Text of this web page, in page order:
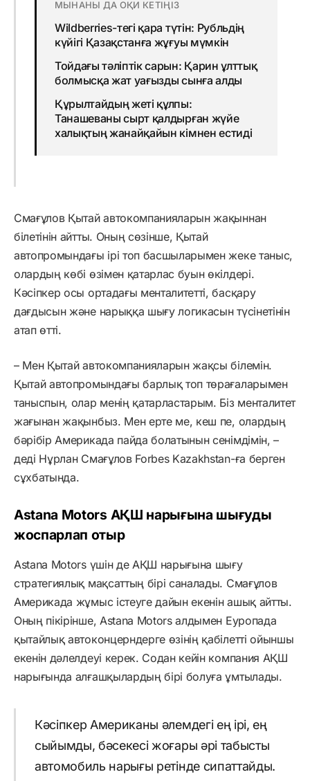
МЫНАНЫ ДА ОҚИ КЕТІҢІЗ
Wildberries-тегі қара түтін: Рубльдің
күйігі Қазақстанға жұғуы мүмкін
Тойдағы тәліптік сарын: Қарин ұлттық
болмысқа жат уағызды сынға алды
Құрылтайдың жеті құлпы:
Танашеваны сырт қалдырған жүйе
халықтың жанайқайын кімнен естиді
Смағұлов Қытай автокомпанияларын жақыннан
білетінін айтты. Оның сөзінше, Қытай
автопромындағы ірі топ басшыларымен жеке таныс,
олардың көбі өзімен қатарлас буын өкілдері.
Кәсіпкер осы ортадағы менталитетті, басқару
дағдысын және нарыққа шығу логикасын түсінетінін
атап өтті.
– Мен Қытай автокомпанияларын жақсы білемін.
Қытай автопромындағы барлық топ төрағаларымен
таныспын, олар менің қатарластарым. Біз менталитет
жағынан жақынбыз. Мен ерте ме, кеш пе, олардың
бәрібір Америкада пайда болатынын сенімдімін, –
деді Нұрлан Смағұлов Forbes Kazakhstan-ға берген
сұхбатында.
Astana Motors АҚШ нарығына шығуды
жоспарлап отыр
Astana Motors үшін де АҚШ нарығына шығу
стратегиялық мақсаттың бірі саналады. Смағұлов
Америкада жұмыс істеуге дайын екенін ашық айтты.
Оның пікірінше, Astana Motors алдымен Еуропада
қытайлық автоконцерндерге өзінің қабілетті ойыншы
екенін дәлелдеуі керек. Содан кейін компания АҚШ
нарығында алғашқылардың бірі болуға ұмтылады.
Кәсіпкер Американы әлемдегі ең ірі, ең
сыйымды, бәсекесі жоғары әрі табысты
автомобиль нарығы ретінде сипаттайды.